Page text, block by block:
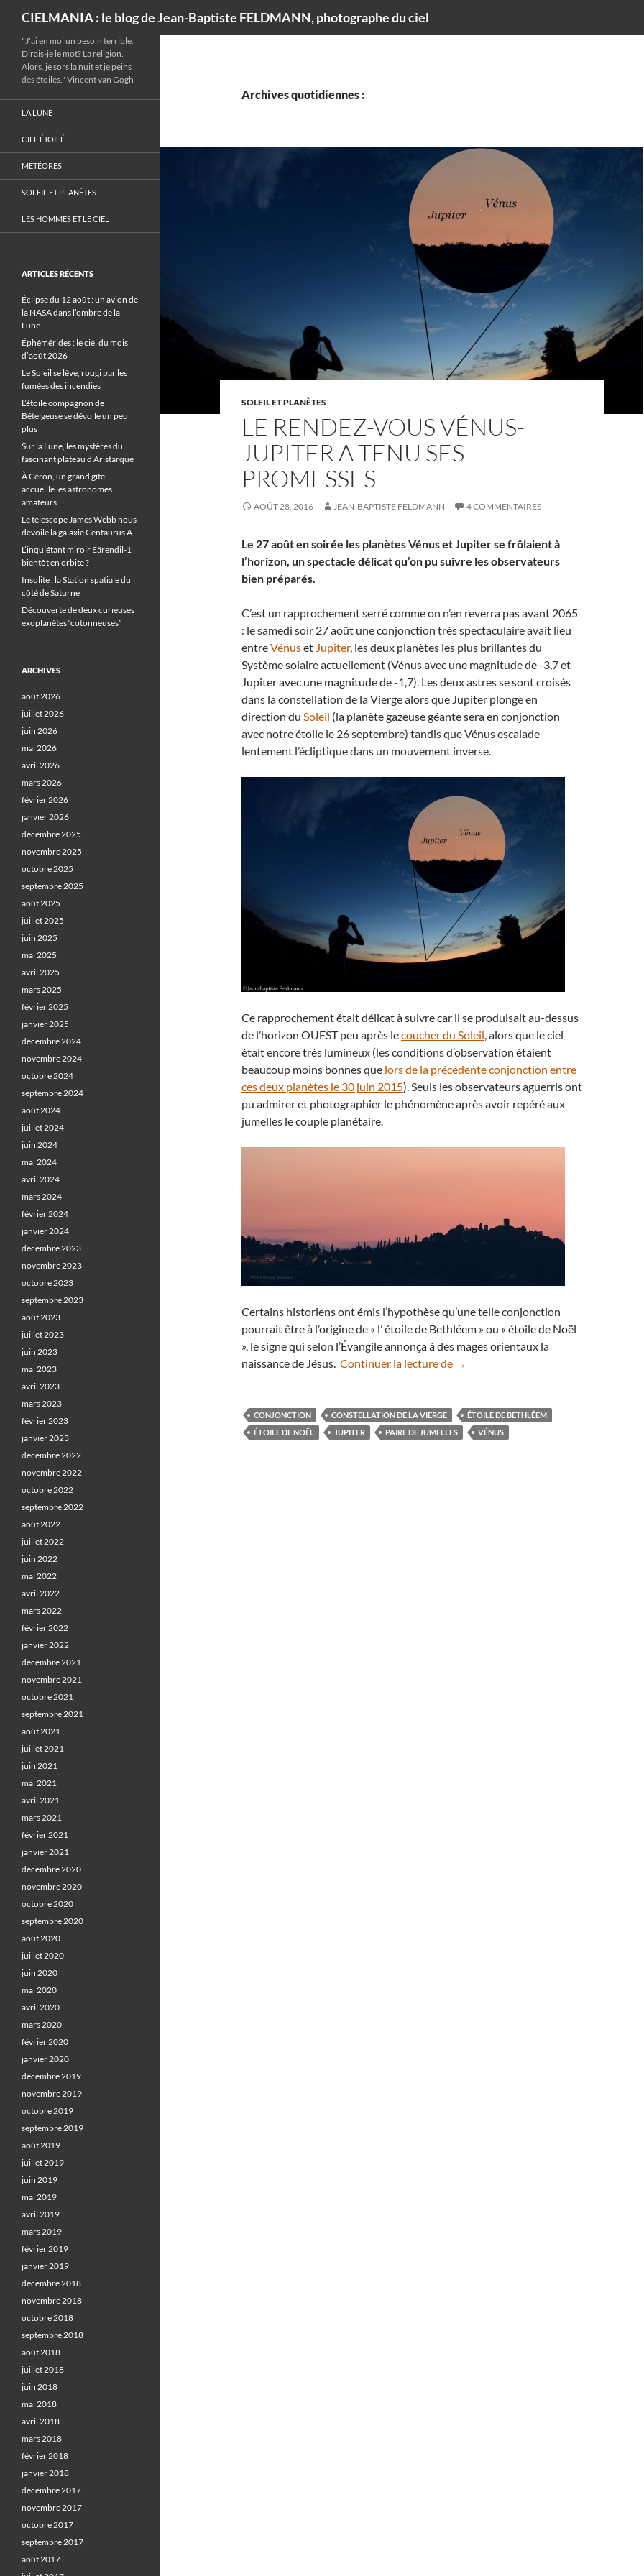
CIELMANIA : le blog de Jean-Baptiste FELDMANN, photographe du ciel
Archives quotidiennes :
SOLEIL ET PLANÈTES
LE RENDEZ-VOUS VÉNUS-
JUPITER A TENU SES
PROMESSES
AOÛT 28, 2016 JEAN-BAPTISTE FELDMANN 4 COMMENTAIRES
Le 27 août en soirée les planètes Vénus et Jupiter se frôlaient à
l’horizon, un spectacle délicat qu’on pu suivre les observateurs
bien préparés.
C’est un rapprochement serré comme on n’en reverra pas avant 2065
: le samedi soir 27 août une conjonction très spectaculaire avait lieu
entreVénuset Jupiter, les deux planètes les plus brillantes du
Système solaire actuellement (Vénus avec une magnitude de -3,7 et
Jupiter avec une magnitude de -1,7). Les deux astres se sont croisés
dans la constellation de la Vierge alors que Jupiter plonge en
direction du Soleil (la planète gazeuse géante sera en conjonction
avec notre étoile le 26 septembre) tandis que Vénus escalade
lentement l’écliptique dans un mouvement inverse.
Ce rapprochement était délicat à suivre car il se produisait au-dessus
de l’horizon OUEST peu après lecoucher du Soleil, alors que le ciel
était encore très lumineux (les conditions d’observation étaient
beaucoup moins bonnes que lors de la précédente conjonction entre
ces deux planètes le 30 juin 2015). Seuls les observateurs aguerris ont
pu admirer et photographier le phénomène après avoir repéré aux
jumelles le couple planétaire.
Certains historiens ont émis l’hypothèse qu’une telle conjonction
pourrait être à l’origine de « l’ étoile de Bethléem » ou « étoile de Noël
», le signe qui selon l’Évangile annonça à des mages orientaux la
naissance de Jésus. Continuer la lecture de Le rendez-vous Vénus-Jupiter a tenu
→
CONJONCTION CONSTELLATION DE LA VIERGE
ÉTOILE DE BETHLÉEM
ÉTOILE DE NOËL
JUPITER PAIRE DE JUMELLES VÉNUS
"J'ai en moi un besoin terrible.
Dirais-je le mot? La religion.
Alors, je sors la nuit et je peins
des étoiles." Vincent van Gogh
LA LUNE
CIEL ÉTOILÉ
MÉTÉORES
SOLEIL ET PLANÈTES
LES HOMMES ET LE CIEL
ARTICLES RÉCENTS
Éclipse du 12 août : un avion de
la NASA dans l’ombre de la
Lune
Éphémérides : le ciel du mois
d’août 2026
Le Soleil se lève, rougi par les
fumées des incendies
L’étoile compagnon de
Bételgeuse se dévoile un peu
plus
Sur la Lune, les mystères du
fascinant plateau d’Aristarque
À Céron, un grand gîte
accueille les astronomes
amateurs
Le télescope James Webb nous
dévoile la galaxie Centaurus A
L’inquiétant miroir Eärendil-1
bientôt en orbite ?
Insolite : la Station spatiale du
côté de Saturne
Découverte de deux curieuses
exoplanètes “cotonneuses”
ARCHIVES
août 2026
juillet 2026
juin 2026
mai 2026
avril 2026
mars 2026
février 2026
janvier 2026
décembre 2025
novembre 2025
octobre 2025
septembre 2025
août 2025
juillet 2025
juin 2025
mai 2025
avril 2025
mars 2025
février 2025
janvier 2025
décembre 2024
novembre 2024
octobre 2024
septembre 2024
août 2024
juillet 2024
juin 2024
mai 2024
avril 2024
mars 2024
février 2024
janvier 2024
décembre 2023
novembre 2023
octobre 2023
septembre 2023
août 2023
juillet 2023
juin 2023
mai 2023
avril 2023
mars 2023
février 2023
janvier 2023
décembre 2022
novembre 2022
octobre 2022
septembre 2022
août 2022
juillet 2022
juin 2022
mai 2022
avril 2022
mars 2022
février 2022
janvier 2022
décembre 2021
novembre 2021
octobre 2021
septembre 2021
août 2021
juillet 2021
juin 2021
mai 2021
avril 2021
mars 2021
février 2021
janvier 2021
décembre 2020
novembre 2020
octobre 2020
septembre 2020
août 2020
juillet 2020
juin 2020
mai 2020
avril 2020
mars 2020
février 2020
janvier 2020
décembre 2019
novembre 2019
octobre 2019
septembre 2019
août 2019
juillet 2019
juin 2019
mai 2019
avril 2019
mars 2019
février 2019
janvier 2019
décembre 2018
novembre 2018
octobre 2018
septembre 2018
août 2018
juillet 2018
juin 2018
mai 2018
avril 2018
mars 2018
février 2018
janvier 2018
décembre 2017
novembre 2017
octobre 2017
septembre 2017
août 2017